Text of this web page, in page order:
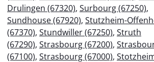
Drulingen (67320), Surbourg (67250),
Sundhouse (67920), Stutzheim-
(67370), Stundwiller (67250), Struth
(67290), Strasbourg (67200),
(67100), Strasbourg (67000),